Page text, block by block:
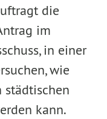
die
im
in einer
wie
städtischen
kann.